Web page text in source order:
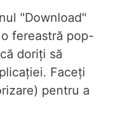
"Download"
fereastră pop-
doriți să
Faceți
pentru a